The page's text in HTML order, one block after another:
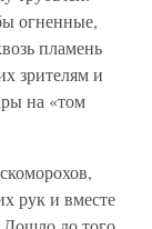
огненные,
пламень
зрителям и
на «том
рук и вместе